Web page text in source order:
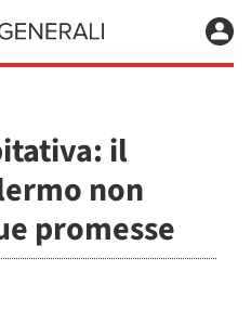
il
non
promesse